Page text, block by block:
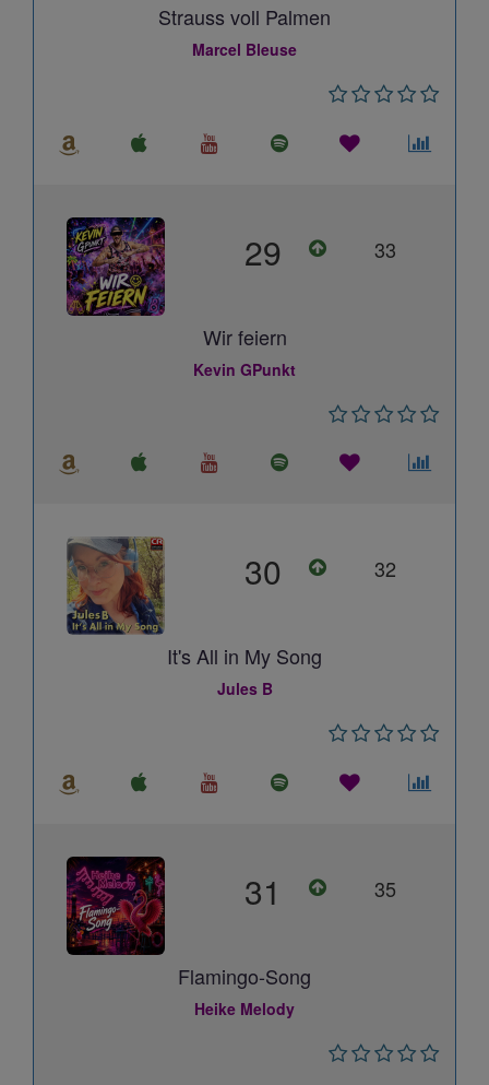
Strauss voll Palmen
Marcel Bleuse
29 33
Wir feiern
Kevin GPunkt
30 32
It's All in My Song
Jules B
31 35
Flamingo-Song
Heike Melody